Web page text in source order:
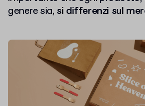
genere sia, si differenzi sul